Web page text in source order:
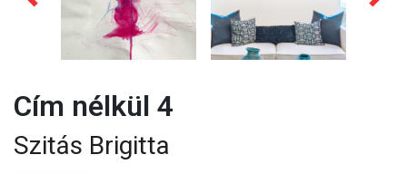
Cím nélkül 4
Szitás Brigitta